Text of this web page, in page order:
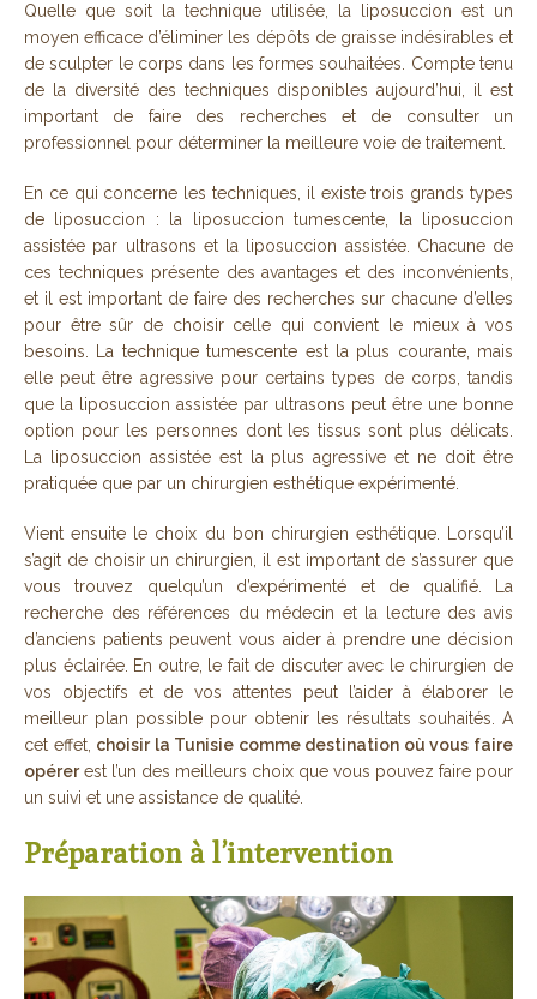
Quelle que soit la technique utilisée, la liposuccion est un
moyen efficace d’éliminer les dépôts de graisse indésirables et
de sculpter le corps dans les formes souhaitées. Compte tenu
de la diversité des techniques disponibles aujourd’hui, il est
important de faire des recherches et de consulter un
professionnel pour déterminer la meilleure voie de traitement.
En ce qui concerne les techniques, il existe trois grands types
de liposuccion : la liposuccion tumescente, la liposuccion
assistée par ultrasons et la liposuccion assistée. Chacune de
ces techniques présente des avantages et des inconvénients,
et il est important de faire des recherches sur chacune d’elles
pour être sûr de choisir celle qui convient le mieux à vos
besoins. La technique tumescente est la plus courante, mais
elle peut être agressive pour certains types de corps, tandis
que la liposuccion assistée par ultrasons peut être une bonne
option pour les personnes dont les tissus sont plus délicats.
La liposuccion assistée est la plus agressive et ne doit être
pratiquée que par un chirurgien esthétique expérimenté.
Vient ensuite le choix du bon chirurgien esthétique. Lorsqu’il
s’agit de choisir un chirurgien, il est important de s’assurer que
vous trouvez quelqu’un d’expérimenté et de qualifié. La
recherche des références du médecin et la lecture des avis
d’anciens patients peuvent vous aider à prendre une décision
plus éclairée. En outre, le fait de discuter avec le chirurgien de
vos objectifs et de vos attentes peut l’aider à élaborer le
meilleur plan possible pour obtenir les résultats souhaités. A
cet effet, choisir la Tunisie comme destination où vous faire
opérerest l’un des meilleurs choix que vous pouvez faire pour
un suivi et une assistance de qualité.
Préparation à l’intervention